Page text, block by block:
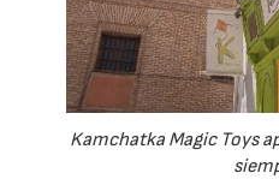
Kamchatka Magic Toys